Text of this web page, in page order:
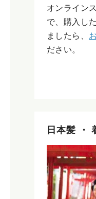
オンライン
で、購入し
ましたら、
ださい。
日本髪 ・